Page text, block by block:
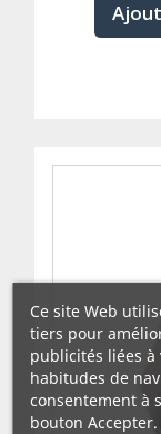
Ce site Web
tiers pour
publicités liées à
habitudes de
consentement à
bouton Accepter.